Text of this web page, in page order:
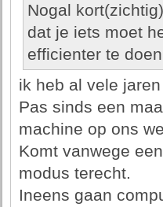
Nogal
dat je iets moet
efficienter te
ik heb al vele
Pas sinds een
machine op ons
Komt vanwege
modus terecht.
Ineens gaan